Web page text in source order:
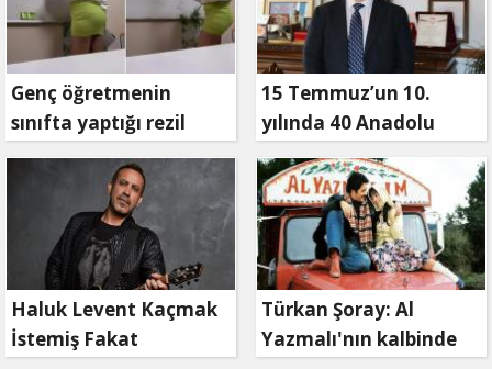
Genç öğretmenin
sınıfta yaptığı rezil
paylaşım
15 Temmuz’un 10.
yılında 40 Anadolu
kanalından ortak özel
yayın
Haluk Levent Kaçmak
İstemiş Fakat
Türkan Şoray: Al
Yazmalı'nın kalbinde